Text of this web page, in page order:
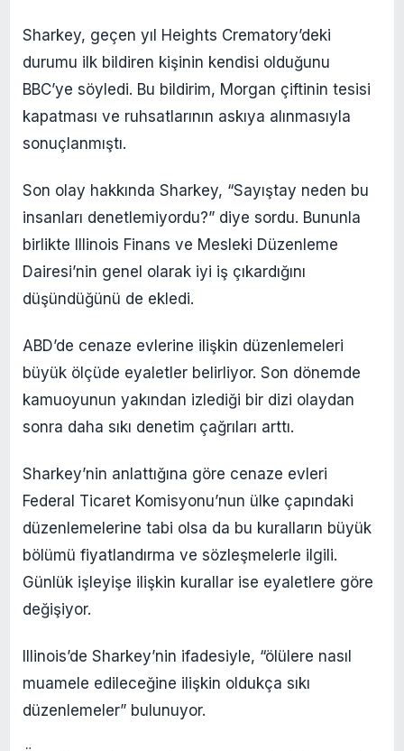
Sharkey, geçen yıl Heights Crematory’deki
durumu ilk bildiren kişinin kendisi olduğunu
BBC’ye söyledi. Bu bildirim, Morgan çiftinin tesisi
kapatması ve ruhsatlarının askıya alınmasıyla
sonuçlanmıştı.
Son olay hakkında Sharkey, “Sayıştay neden bu
insanları denetlemiyordu?” diye sordu. Bununla
birlikte Illinois Finans ve Mesleki Düzenleme
Dairesi’nin genel olarak iyi iş çıkardığını
düşündüğünü de ekledi.
ABD’de cenaze evlerine ilişkin düzenlemeleri
büyük ölçüde eyaletler belirliyor. Son dönemde
kamuoyunun yakından izlediği bir dizi olaydan
sonra daha sıkı denetim çağrıları arttı.
Sharkey’nin anlattığına göre cenaze evleri
Federal Ticaret Komisyonu’nun ülke çapındaki
düzenlemelerine tabi olsa da bu kuralların büyük
bölümü fiyatlandırma ve sözleşmelerle ilgili.
Günlük işleyişe ilişkin kurallar ise eyaletlere göre
değişiyor.
Illinois’de Sharkey’nin ifadesiyle, “ölülere nasıl
muamele edileceğine ilişkin oldukça sıkı
düzenlemeler” bulunuyor.